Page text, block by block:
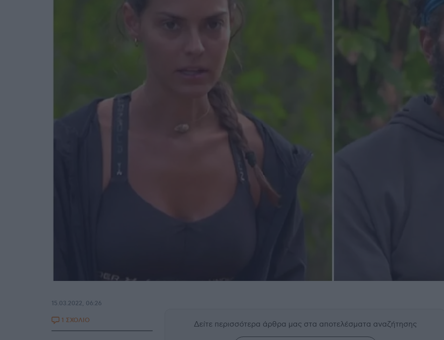
Δείτε περισσότερα άρθρα μας στα αποτελέσματα αναζήτησης
15.03.2022, 06:26
1 ΣΧΟΛΙΟ